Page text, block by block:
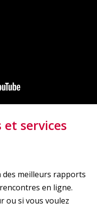
services
des meilleurs rapports
en ligne.
ou si vous voulez